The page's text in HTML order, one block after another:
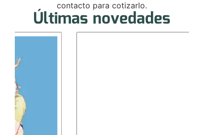
contacto para cotizarlo.
Últimas novedades